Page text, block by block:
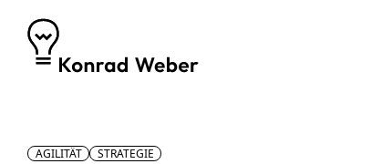
Zum Inhalt springen
AGILITÄT STRATEGIE